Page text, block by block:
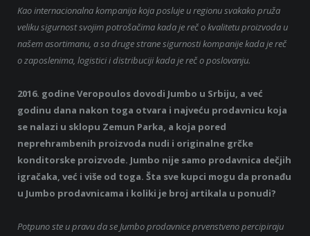
Kao internacionalna kompanija koja posluje u regionu svakako pruža
veliku sigurnost svojim potrošačima kada je reč o kvalitetu proizvoda u
našem asortimanu, a sa druge strane sigurnosti kompanije kada je reč
o zaposlenima, logistici i distribuciji kada je reč o poslovanju.
2016. godine Veropoulos dovodi Jumbo u Srbiju, a već
godinu dana nakon toga otvara i najveću prodavnicu koja
se nalazi u sklopu Zemun Parka, a koja pored
neprehrambenih proizvoda nudi i originalne grčke
konditorske proizvode. Jumbo nije samo prodavnica dečjih
igračaka, već i više od toga. Šta sve kupci mogu da pronađu
u Jumbo prodavnicama i koliki je broj artikala u ponudi?
Potpuno ste u pravu da se Jumbo prodavnice prvenstveno percipiraju